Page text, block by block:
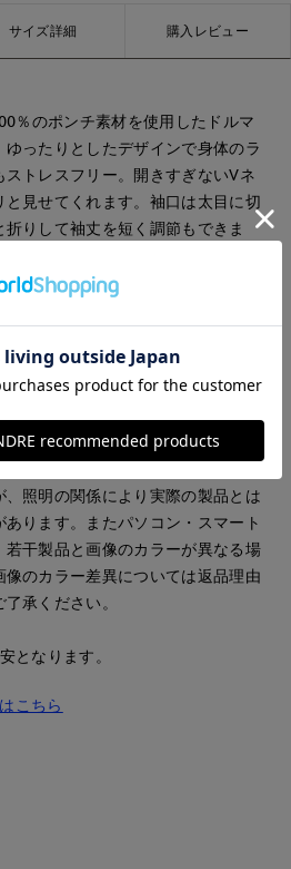
サイズ詳細 購入レビュー
％のポンチ素材を使用したドルマ
ったりとしたデザインで身体のラ
トレスフリー。開きすぎないVネ
見せてくれます。袖口は太目に切
りして袖丈を短く調節もできま
。実際の商品とはサイズや色味、素
変更になる場合がございます。
照明の関係により実際の製品とは
ります。またパソコン・スマート
干製品と画像のカラーが異なる場
のカラー差異については返品理由
承ください。
となります。
こちら